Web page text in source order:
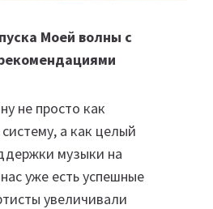
Моей волны с
не просто как
а как целый
музыки на
уже есть успешные
увеличивали